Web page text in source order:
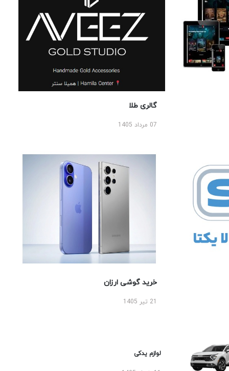
گالری طلا
07 مرداد 1405
خرید گوشی ارزان
لوازم یدکی